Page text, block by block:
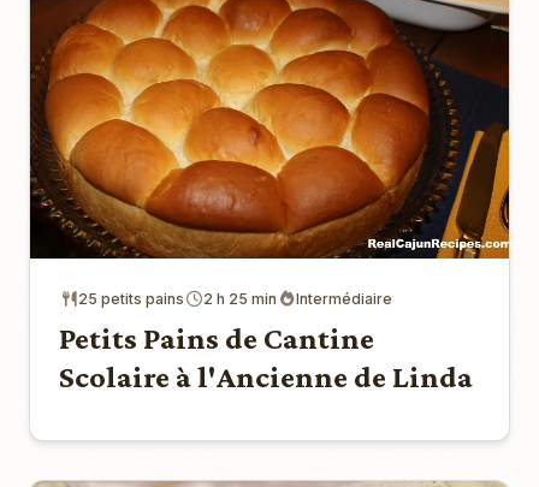
25 petits pains 2 h 25 min Intermédiaire
Petits Pains de Cantine
Scolaire à l'Ancienne de Linda